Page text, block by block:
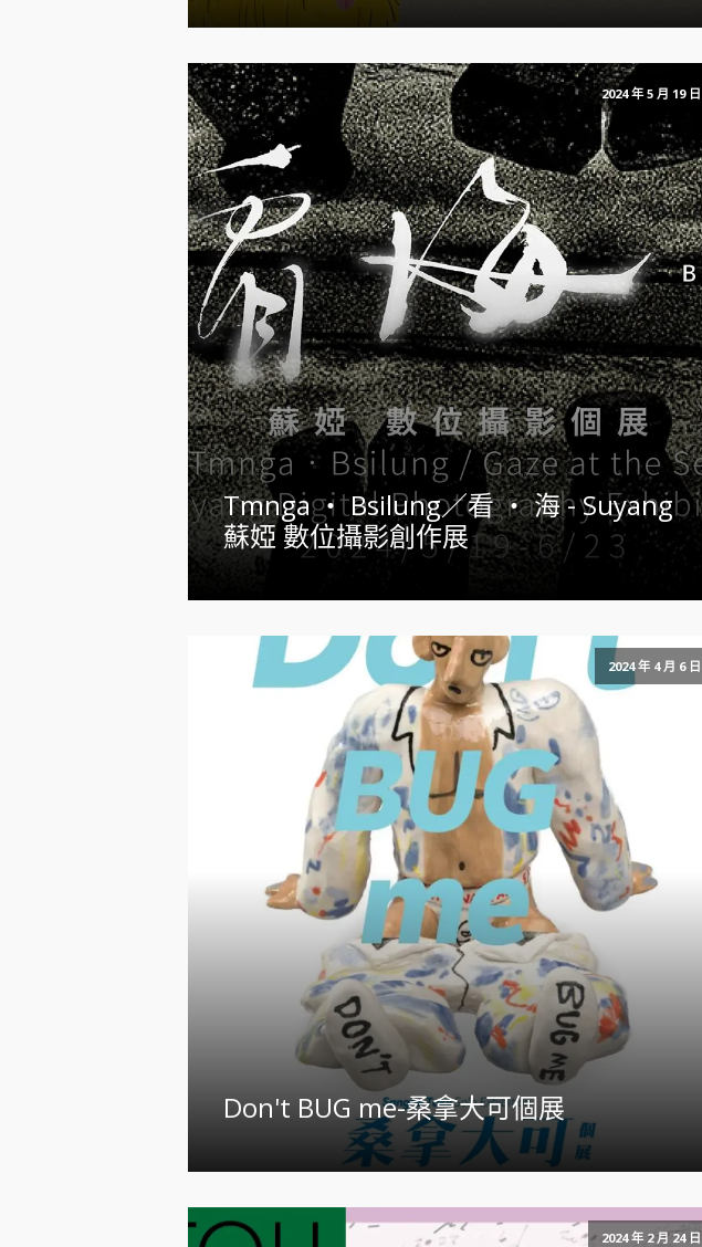
2024 年 5 月 19 日
Tmnga ‧ Bsilung／看 ‧ 海 - Suyang
蘇婭 數位攝影創作展
2024 年 4 月 6 日
Don't BUG me-桑拿大可個展
2024 年 2 月 24 日